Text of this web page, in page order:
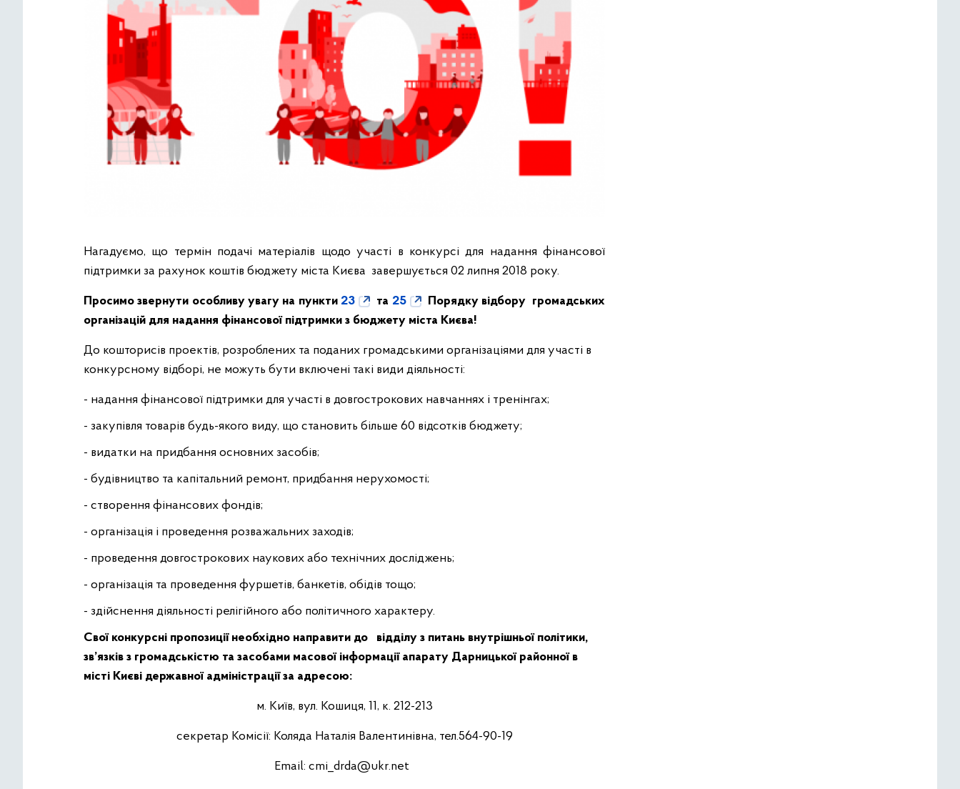
Нагадуємо, що термін подачі матеріалів щодо участі в конкурсі для надання фінансової
підтримки за рахунок коштів бюджету міста Києва завершується 02 липня 2018 року.
Просимо звернути особливу увагу на пункти 23 та 25
Порядку відбору громадських
організацій для надання фінансової підтримки з бюджету міста Києва!
До кошторисів проектів, розроблених та поданих громадськими організаціями для участі в
конкурсному відборі, не можуть бути включені такі види діяльності:
- надання фінансової підтримки для участі в довгострокових навчаннях і тренінгах;
- закупівля товарів будь-якого виду, що становить більше 60 відсотків бюджету;
- видатки на придбання основних засобів;
- будівництво та капітальний ремонт, придбання нерухомості;
- створення фінансових фондів;
- організація і проведення розважальних заходів;
- проведення довгострокових наукових або технічних досліджень;
- організація та проведення фуршетів, банкетів, обідів тощо;
- здійснення діяльності релігійного або політичного характеру.
Свої конкурсні пропозиції необхідно направити до відділу з питань внутрішньої політики,
зв’язків з громадськістю та засобами масової інформації апарату Дарницької районної в
місті Києві державної адміністрації за адресою:
м. Київ, вул. Кошиця, 11, к. 212-213
секретар Комісії: Коляда Наталія Валентинівна, тел.564-90-19
Email: cmi_drda@ukr.net